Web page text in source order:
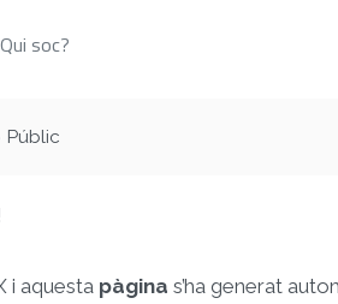
Qui soc?
Públic
i aquesta pàgina s’ha generat